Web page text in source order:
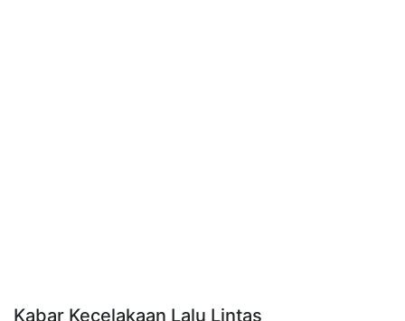
Kabar Kecelakaan Lalu Lintas